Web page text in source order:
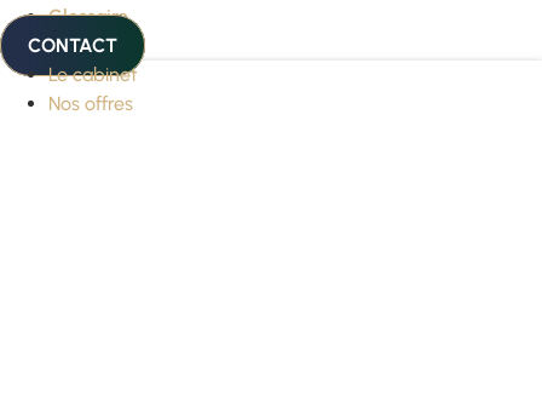
Glossaire
CONTACT
Le cabinet
Nos offres